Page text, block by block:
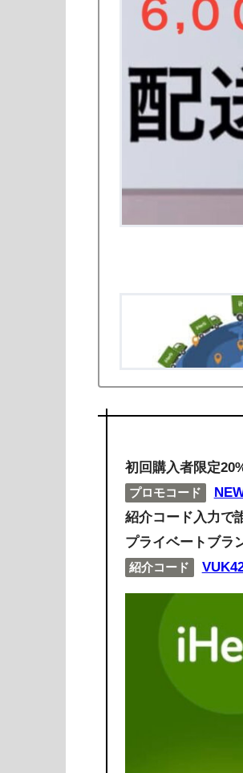
初回購入者限定
プロモコード
紹介コード入力で
プライベートブラ
紹介コード